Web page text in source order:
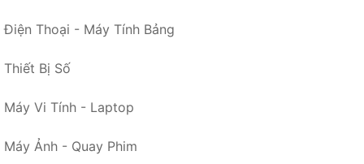
Điện Thoại - Máy Tính Bảng
Thiết Bị Số
Máy Vi Tính - Laptop
Máy Ảnh - Quay Phim